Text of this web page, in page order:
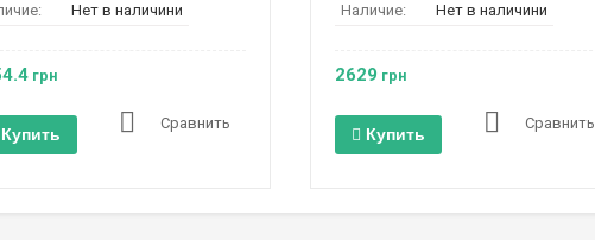
Нет в наличини
грн
Купить
Сравнить
Наличие: Нет в наличини
2629 грн
Купить
Сравнить